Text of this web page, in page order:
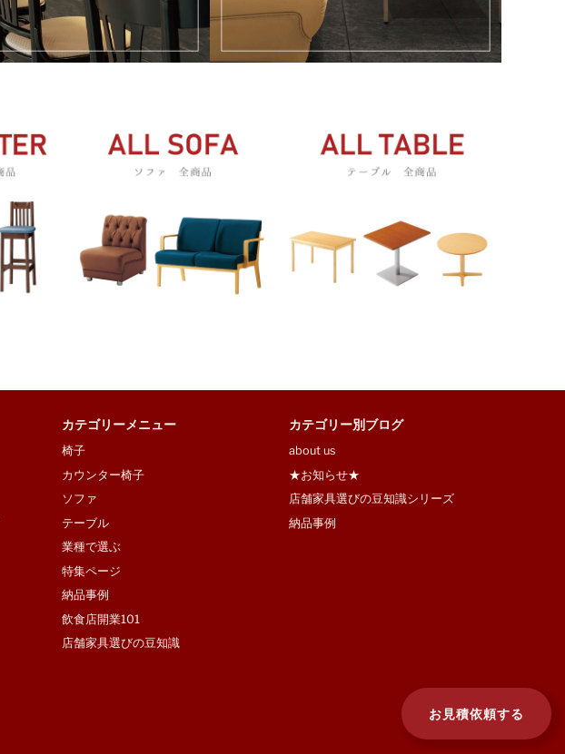
カテゴリーメニュー
椅子
カウンター椅子
ソファ
テーブル
業種で選ぶ
特集ページ
納品事例
飲食店開業101
店舗家具選びの豆知識
カテゴリー別ブログ
about us
★お知らせ★
店舗家具選びの豆知識シリーズ
納品事例
お見積依頼する